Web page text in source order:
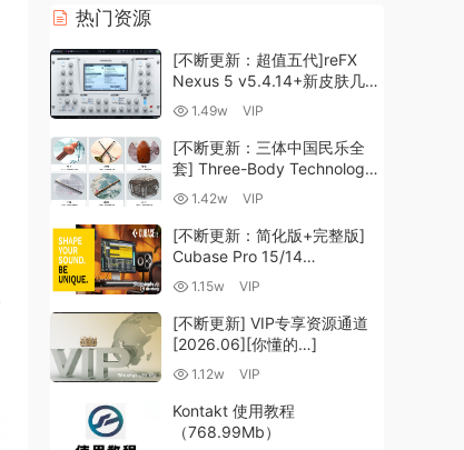
热门资源
[不断更新：超值五代]reFX
Nexus 5 v5.4.14+新皮肤几十
套+原厂+全套扩展+教程
1.49w VIP
[不断更新：三体中国民乐全
套] Three-Body Technology-
R2R [WiN, MacOSX]
1.42w VIP
[不断更新：简化版+完整版]
Cubase Pro 15/14
VR/R2R/U2B+原厂音源+插件
MacOSX]（704.0MB+）
1.15w VIP
[不断更新] VIP专享资源通道
[2026.06][你懂的…]
1.12w VIP
Kontakt 使用教程
（768.99Mb）